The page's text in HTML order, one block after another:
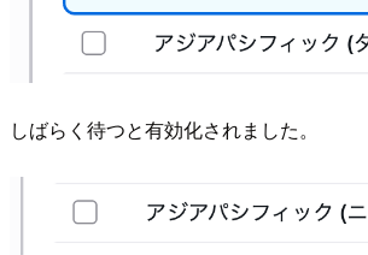
しばらく待つと有効化されました。